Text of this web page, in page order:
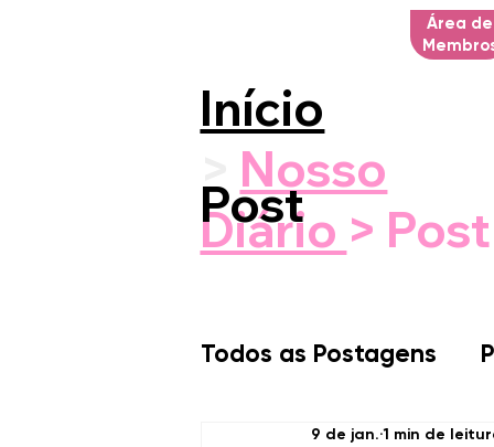
Área de
Início
Nosso
Diário > Post
Post
Todos as Postagens
9 de jan. 1 min de